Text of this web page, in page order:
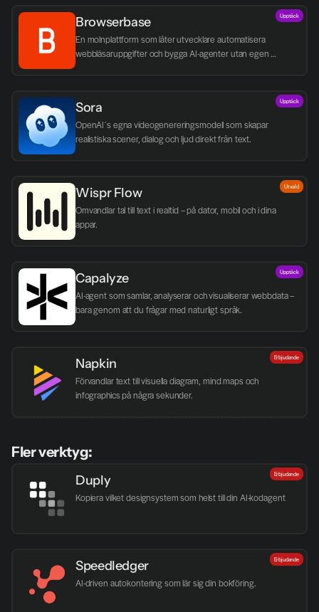
Browserbase
En molnplattform som låter utvecklare automatisera
webbläsaruppgifter och bygga AI-agenter utan egen
Upptäck
Sora
OpenAI´s egna videogenereringsmodell som skapar
realistiska scener, dialog och ljud direkt från text.
Upptäck
Wispr Flow
Omvandlar tal till text i realtid – på dator, mobil och i dina
appar.
Utvald
Capalyze
AI-agent som samlar, analyserar och visualiserar webbdata –
bara genom att du frågar med naturligt språk.
Upptäck
Napkin
Förvandlar text till visuella diagram, mind maps och
infographics på några sekunder.
Erbjudande
Fler verktyg:
Duply
Kopiera vilket designsystem som helst till din AI-kodagent
Erbjudande
Speedledger
AI-driven autokontering som lär sig din bokföring.
Erbjudande